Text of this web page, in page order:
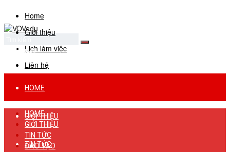
Home
Giới thiệu
Lịch làm việc
Liên hệ
No Result
View All Result
HOME
GIỚI THIỆU
TIN TỨC
HOME
GIỚI THIỆU
TIN TỨC
ĐÀO TẠO